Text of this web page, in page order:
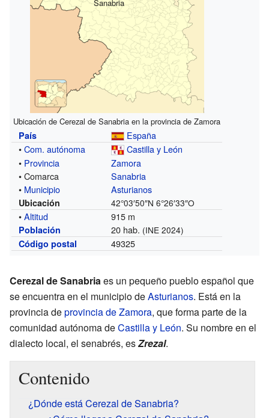
Sanabria
Ubicación de Cerezal de Sanabria en la provincia de Zamora
País
España
•Com. autónoma
Castilla y León
• Provincia
Zamora
• Comarca
Sanabria
• Municipio Asturianos
Ubicación 42°03′50″N 6°26′33″O
•Altitud 915 m
Población 20 hab. (INE 2024)
Código postal
49325
Cerezal de Sanabriaes un pequeño pueblo español que
se encuentra en el municipio deAsturianos. Está en la
provincia deprovincia de Zamora, que forma parte de la
comunidad autónoma deCastilla y León. Su nombre en el
dialecto local, el senabrés, esZrezal.
Contenido
¿Dónde está Cerezal de Sanabria?